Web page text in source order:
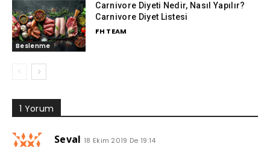
Beslenme
Carnivore Diyeti Nedir, Nasıl Yapılır?
Carnivore Diyet Listesi
FH TEAM
1 Yorum
Seval 18 Ekim 2019 De 19:14